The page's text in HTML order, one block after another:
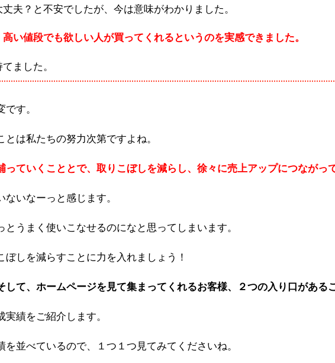
夫？と不安でしたが、今は意味がわかりました。
い値段でも欲しい人が買ってくれるというのを実感できました。
ました。
す。
は私たちの努力次第ですよね。
っていくこととで、取りこぼしを減らし、徐々に売上アップにつながっ
いなーっと感じます。
うまく使いこなせるのになと思ってしまいます。
しを減らすことに力を入れましょう！
して、ホームページを見て集まってくれるお客様、２つの入り口がある
績をご紹介します。
並べているので、１つ１つ見てみてくださいね。